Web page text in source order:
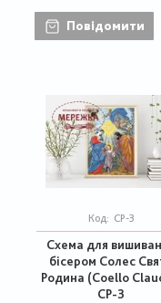
Повідомити
Код: СР-3
Схема для
бісером Солес
Родина (Coello
СР-3